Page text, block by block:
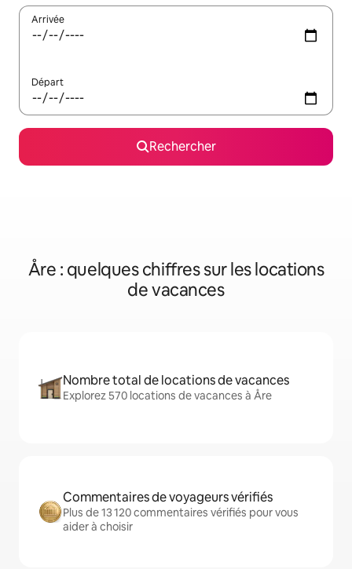
Arrivée
Départ
Rechercher
Åre : quelques chiffres sur les locations
de vacances
Nombre total de locations de vacances
Explorez 570 locations de vacances à Åre
Commentaires de voyageurs vérifiés
Plus de 13 120 commentaires vérifiés pour vous
aider à choisir